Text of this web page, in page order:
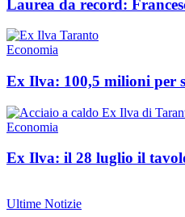
Laurea da record:
Economia
Ex Ilva: 100,5 milioni per
Economia
Ex Ilva: il 28 luglio il
Ultime Notizie